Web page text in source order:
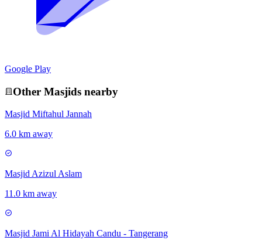
Google Play
Other Masjids nearby
Masjid Miftahul Jannah
6.0 km away
Masjid Azizul Aslam
11.0 km away
Masjid Jami Al Hidayah Candu - Tangerang